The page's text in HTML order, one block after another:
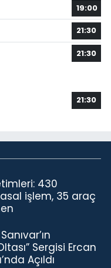
19:00
21:30
21:30
21:30
430
işlem, 35 araç
Sergisi Ercan
Açıldı